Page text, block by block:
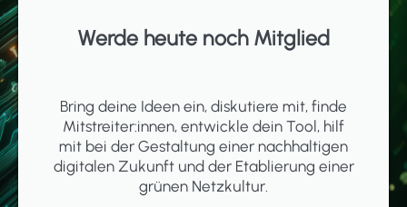
Werde heute noch Mitglied
Bring deine Ideen ein, diskutiere mit, finde
Mitstreiter:innen, entwickle dein Tool, hilf
mit bei der Gestaltung einer nachhaltigen
digitalen Zukunft und der Etablierung einer
grünen Netzkultur.